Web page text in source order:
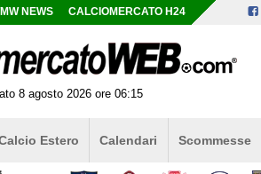
NEWS CALCIOMERCATO H24
8 agosto 2026 ore 06:15
Estero Calendari Scommesse